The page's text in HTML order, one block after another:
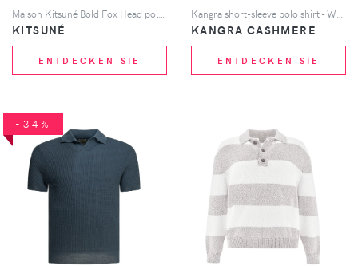
KITSUNÉ
ENTDECKEN SIE
KANGRA CASHMERE
ENTDECKEN SIE
-34%